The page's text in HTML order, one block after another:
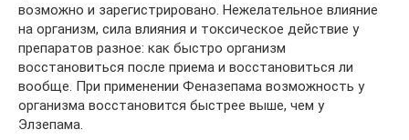
возможно и зарегистрировано. Нежелательное влияние
на организм, сила влияния и токсическое действие у
препаратов разное: как быстро организм
восстановиться после приема и восстановиться ли
вообще. При применении Феназепама возможность у
организма восстановится быстрее выше, чем у
Элзепама.